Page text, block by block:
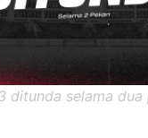
ditunda selama dua